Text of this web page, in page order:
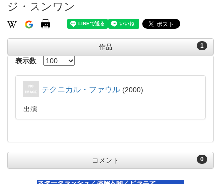
ジ・スンワン
1
作品
表示数
テクニカル・ファウル 2000
出演
0
コメント